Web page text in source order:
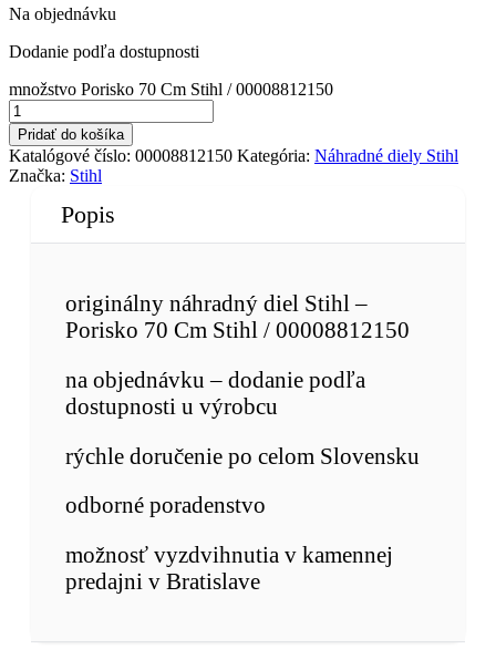
Na objednávku
Dodanie podľa dostupnosti
množstvo Porisko 70 Cm Stihl / 00008812150
Pridať do košíka
Katalógové číslo: 00008812150 Kategória: Náhradné diely Stihl
Značka: Stihl
Popis
originálny náhradný diel Stihl –
Porisko 70 Cm Stihl / 00008812150
na objednávku – dodanie podľa
dostupnosti u výrobcu
rýchle doručenie po celom Slovensku
odborné poradenstvo
možnosť vyzdvihnutia v kamennej
predajni v Bratislave